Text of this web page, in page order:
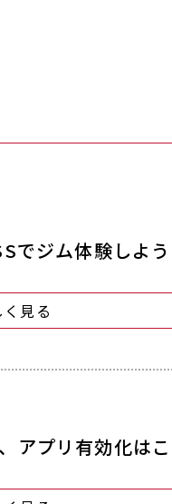
でジム体験しよう
く見る
アプリ有効化は